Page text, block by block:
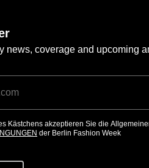
news, coverage and upcoming
Kästchens akzeptieren Sie die
der Berlin Fashion Week